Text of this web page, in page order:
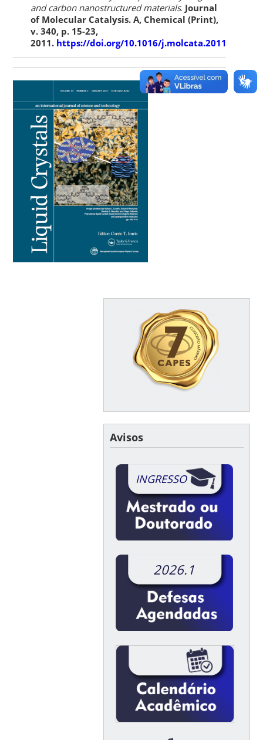
and carbon nanostructured materials. Journal
of Molecular Catalysis. A, Chemical (Print),
v. 340, p. 15-23,
2011. https://doi.org/10.1016/j.molcata.2011.03.013
Avisos
INGRESSO
2026.1